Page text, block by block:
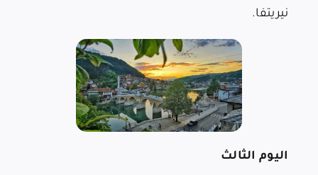
نيريتفا.
اليوم الثالث